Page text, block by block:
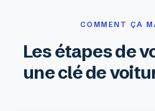
COMMENT ÇA
Les étapes de
une clé de